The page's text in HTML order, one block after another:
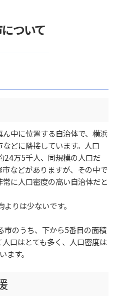
ついて
中に位置する自治体で、横浜
どに隣接しています。人口
24万5千人、同規模の人口だ
などがありますが、その中で
に人口密度の高い自治体だと
りは少ないです。
市のうち、下から5番目の面積
口はとても多く、人口密度は
ます。